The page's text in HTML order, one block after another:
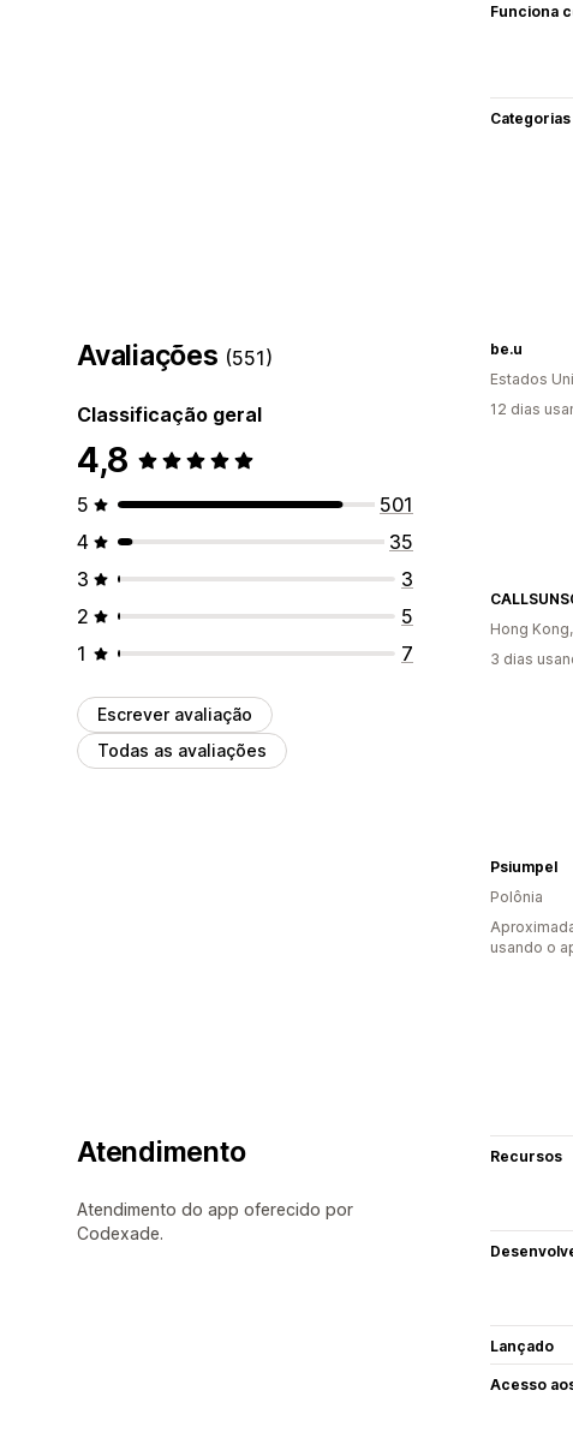
Funciona
Categorias
Avaliações (551)
Classificação geral
4,8
5
501
4
35
3
3
2
5
1
7
Escrever avaliação
Todas as avaliações
be.u
Estados
12 dias
Hong
3 dias
Psiumpel
Polônia
usando o
Atendimento
Atendimento do app oferecido por
Codexade.
Recursos
Lançado
Acesso